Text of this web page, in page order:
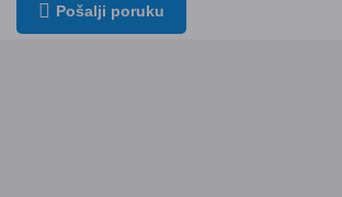
Pošalji poruku